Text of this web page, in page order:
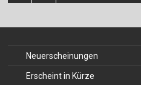
Neuerscheinungen
Erscheint in Kürze